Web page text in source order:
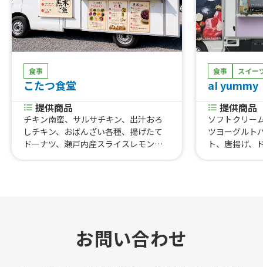
食事
こたつ食堂
提供商品
チキン南蛮、サルサチキン、出汁おろ
しチキン、おばんざい各種、揚げたて
ドーナツ、瀬戸内産スライスレモンス
食事 スイー
aI yummy
提供商品
ソフトクリー
ツヨーグルト
ト、唐揚げ、
お問い合わせ